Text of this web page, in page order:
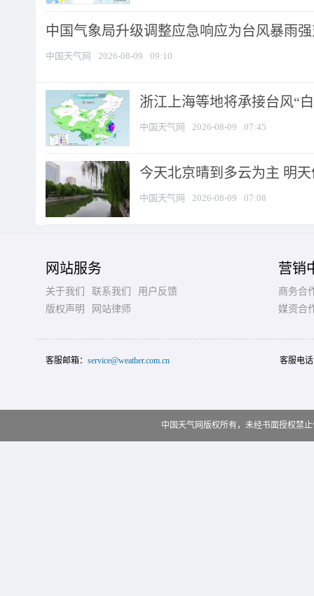
中国气象局升级调整应急响应为台风暴雨
中国天气网 2026-08-09 09:10
浙江上海等地将承接台风“
中国天气网 2026-08-09 07:45
今天北京晴到多云为主 明
中国天气网 2026-08-09 07:08
网站服务
关于我们 联系我们
用户反馈
版权声明
网站律师
营销
商务合
媒资合
客服邮箱： service@weather.com.cn 客服电
中国天气网版权所有，未经书面授权